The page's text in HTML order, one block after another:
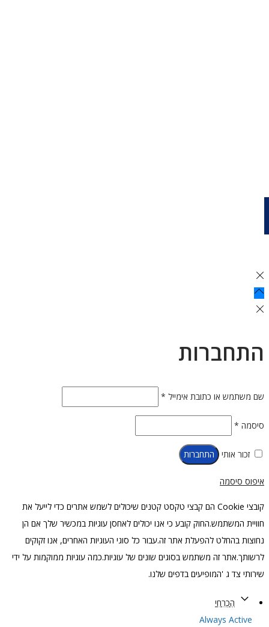
התחברות
שם משתמש או כתובת אימייל *חובה
סיסמה *חובה
זכור אותי התחברות
איפוס סיסמה
קובצי Cookie הם קבצי טקסט קטנים שיכולים לשמש אתרים כדי לייעל את
חוויית המשתמש.החוק קובע כי אנו יכולים לאחסן עוגיות במכשיר שלך אם הן
נחוצות בהחלט להפעלת אתר זה.עבור כל סוגי העוגיות האחרים, אנו זקוקים
לרשותך.אתר זה משתמש בסוגים שונים של עוגיות.כמה עוגיות ממוקמות על ידי
שירותי צד ג 'המופיעים בדפים שלנו.
הֶכְרֵחִי
Always Active